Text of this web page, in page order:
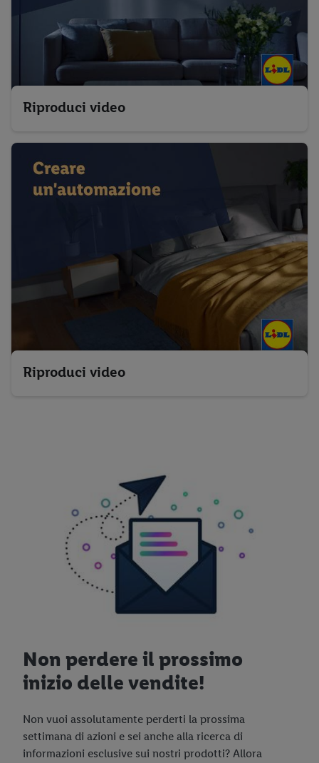
Riproduci video
Riproduci video
Non perdere il prossimo
inizio delle vendite!
Non vuoi assolutamente perderti la prossima
settimana di azioni e sei anche alla ricerca di
informazioni esclusive sui nostri prodotti? Allora